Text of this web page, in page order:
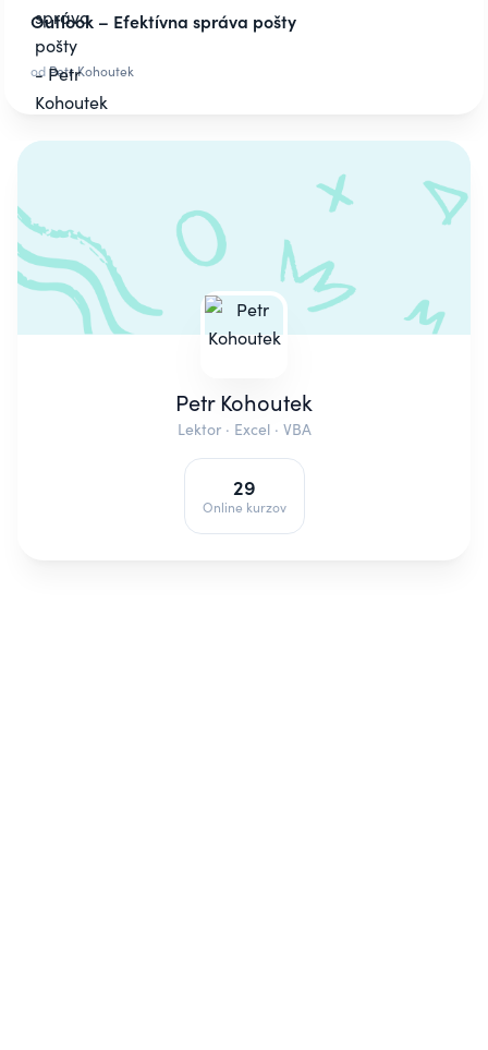
Outlook – Efektívna správa pošty
odPetr Kohoutek
Petr Kohoutek
Lektor · Excel · VBA
29
Online kurzov